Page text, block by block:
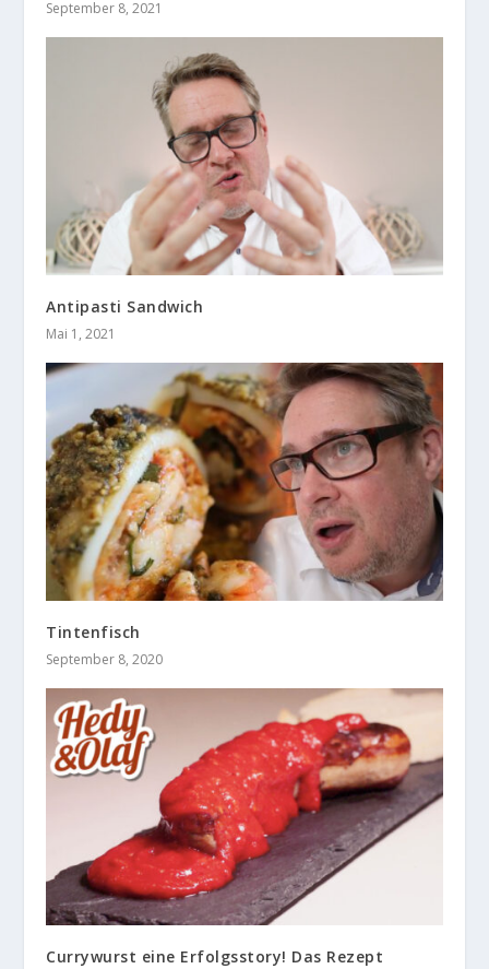
September 8, 2021
Antipasti Sandwich
Mai 1, 2021
Tintenfisch
September 8, 2020
Currywurst eine Erfolgsstory! Das Rezept